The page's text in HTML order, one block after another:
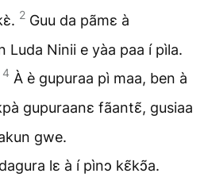
2 Guu da pãmɛ à
Luda Ninii e yàa paa í pìla.
4 À è gupuraa pì maa, ben à
gupuraanɛ fãantɛ̃, gusiaa
gwe.
lɛ à í pìnↄ kɛ̃kↄ̃a.